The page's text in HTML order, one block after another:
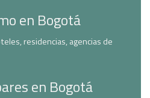
en Bogotá
residencias, agencias de
en Bogotá